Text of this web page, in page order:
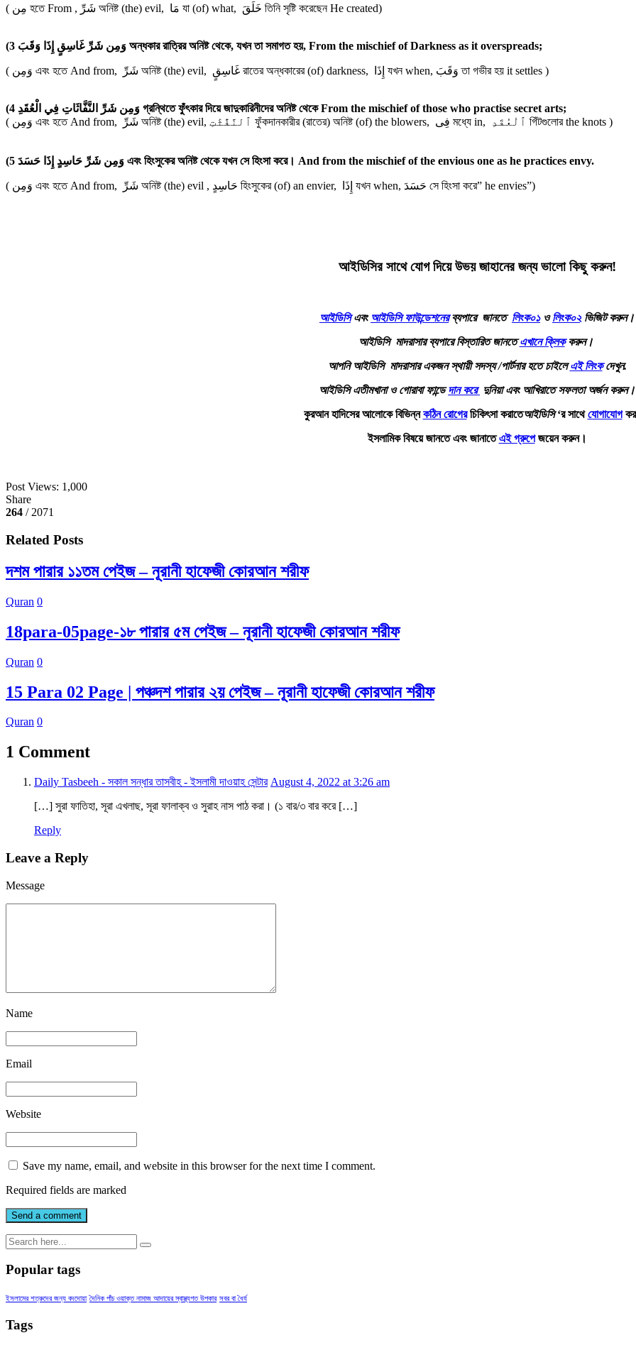
( مِن হতে From , شَرِّ অনিষ্ট (the) evil, مَا যা (of) what, خَلَقَ তিনি সৃষ্টি করেছেন He created)
(3 وَمِن شَرِّ غَاسِقٍ إِذَا وَقَبَ অন্ধকার রাত্রির অনিষ্ট থেকে, যখন তা সমাগত হয়, From the mischief of Darkness as it overspreads;
( وَمِن এবং হতে And from, شَرِّ অনিষ্ট (the) evil, غَاسِقٍ রাতের অন্ধকারের (of) darkness, إِذَا যখন when, وَقَبَ তা গভীর হয় it settles )
(4 وَمِن شَرِّ النَّفَّاثَاتِ فِي الْعُقَدِ গ্রন্থিতে ফুঁৎকার দিয়ে জাদুকারিনীদের অনিষ্ট থেকে From the mischief of those who practise secret arts;
( وَمِن এবং হতে And from, شَرِّ অনিষ্ট (the) evil, ٱلنَّفَّٰثَٰتِ ফুঁকদানকারীর (রাতের) অনিষ্ট (of) the blowers, فِى মধ্যে in, ٱلْعُقَدِ গিঁটগুলোর the knots )
(5 وَمِن شَرِّ حَاسِدٍ إِذَا حَسَدَ এবং হিংসুকের অনিষ্ট থেকে যখন সে হিংসা করে। And from the mischief of the envious one as he practices envy.
( وَمِن এবং হতে And from, شَرِّ অনিষ্ট (the) evil , حَاسِدٍ হিংসুকের (of) an envier, إِذَا যখন when, حَسَدَ সে হিংসা করে” he envies”)
আইডিসির সাথে যোগ দিয়ে উভয় জাহানের জন্য ভালো কিছু করুন!
আইডিসিএবং আইডিসি ফাউন্ডেশনেরব্যপারে জানতে লিংক০১ওলিংক০২ভিজিট করুন।
আইডিসি মাদরাসার ব্যপারে বিস্তারিত জানতেএখানে ক্লিককরুন।
আপনি আইডিসি মাদরাসার একজন স্থায়ী সদস্য /পার্টনার হতে চাইলেএই লিংকদেখুন.
আইডিসি এতীমখানা ও গোরাবা ফান্ডেদান করে দুনিয়া এবং আখিরাতে সফলতা অর্জন করুন।
কুরআন হাদিসের আলোকে বিভিন্নকঠিন রোগেরচিকিৎসা করাতেআইডিসি‘র সাথেযোগাযোগ
ইসলামিক বিষয়ে জানতে এবং জানাতেএই গ্রুপেজয়েন করুন।
Post Views: 1,000
Share
264 / 2071
Related Posts
দশম পারার ১১তম পেইজ – নূরানী হাফেজী কোরআন শরীফ
Quran 0
18para-05page-১৮ পারার ৫ম পেইজ – নূরানী হাফেজী কোরআন শরীফ
Quran 0
15 Para 02 Page | পঞ্চদশ পারার ২য় পেইজ – নূরানী হাফেজী কোরআন শরীফ
Quran 0
1 Comment
Daily Tasbeeh - সকাল সন্ধার তাসবীহ - ইসলামী দাওয়াহ সেন্টার August 4, 2022 at 3:26 am
[…] সুরা ফাতিহা, সূরা এখলাছ, সূরা ফালাক্ব ও সুরাহ নাস পাঠ করা। (১ বার/৩ বার করে […]
Reply
Leave a Reply
Message
Name
Email
Website
Save my name, email, and website in this browser for the next time I comment.
Required fields are marked
Popular tags
ইসলামের শত্রুদের জন্য বদদোয়া দৈনিক পাঁচ ওয়াক্ত নামাজ আদায়ের স্বাস্থ্যগত উপকার সবর বা ধৈর্য
Tags